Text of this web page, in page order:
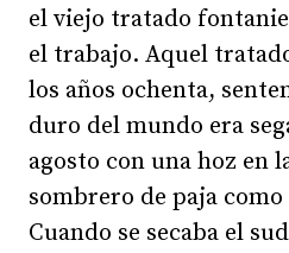
el viejo tratado
el trabajo. Aquel
los años ochenta,
duro del mundo era
agosto con una hoz en
sombrero de paja
Cuando se secaba el